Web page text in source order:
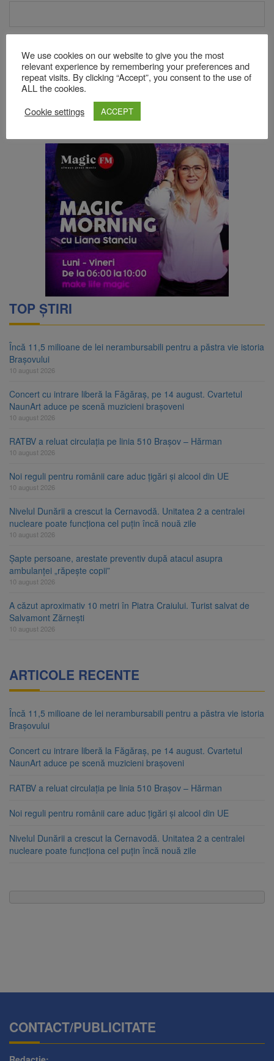
Click pentru a începe verificarea
Friendly Captcha ⇗
Acest site folosește Akismet pentru a reduce spamul.
TOP ȘTIRI
Încă 11,5 milioane de lei nerambursabili pentru a păstra vie istoria
Brașovului
10 august 2026
Concert cu intrare liberă la Făgăraș, pe 14 august. Cvartetul
NaunArt aduce pe scenă muzicieni brașoveni
10 august 2026
RATBV a reluat circulația pe linia 510 Brașov – Hărman
10 august 2026
Noi reguli pentru românii care aduc țigări și alcool din UE
10 august 2026
Nivelul Dunării a crescut la Cernavodă. Unitatea 2 a centralei
nucleare poate funcționa cel puțin încă nouă zile
10 august 2026
Șapte persoane, arestate preventiv după atacul asupra
ambulanței „răpește copii”
10 august 2026
A căzut aproximativ 10 metri în Piatra Craiului. Turist salvat de
Salvamont Zărnești
10 august 2026
ARTICOLE RECENTE
Încă 11,5 milioane de lei nerambursabili pentru a păstra vie istoria
Brașovului
Concert cu intrare liberă la Făgăraș, pe 14 august. Cvartetul
NaunArt aduce pe scenă muzicieni brașoveni
RATBV a reluat circulația pe linia 510 Brașov – Hărman
Noi reguli pentru românii care aduc țigări și alcool din UE
Nivelul Dunării a crescut la Cernavodă. Unitatea 2 a centralei
nucleare poate funcționa cel puțin încă nouă zile
CONTACT/PUBLICITATE
We use cookies on our website to give you the most
relevant experience by remembering your preferences and
repeat visits. By clicking “Accept”, you consent to the use of
ALL the cookies.
Cookie settings
ACCEPT